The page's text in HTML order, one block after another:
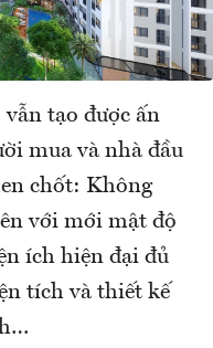
tạo được ấn
mua và nhà đầu
chốt: Không
với mới mật độ
ích hiện đại đủ
tích và thiết kế